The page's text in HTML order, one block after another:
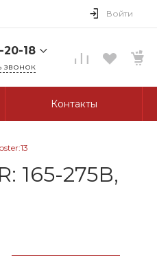
Войти
20-18
ул.
звонок
Контакты
165-275В,